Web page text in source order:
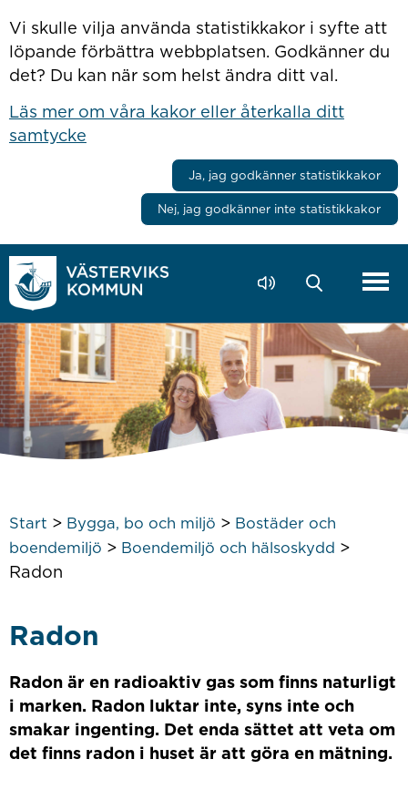
Vi skulle vilja använda statistikkakor i syfte att
löpande förbättra webbplatsen. Godkänner du
det? Du kan när som helst ändra ditt val.
Läs mer om våra kakor eller återkalla ditt
samtycke
Ja, jag godkänner statistikkakor
Nej, jag godkänner inte statistikkakor
Start > Bygga, bo och miljö > Bostäder och
boendemiljö > Boendemiljö och hälsoskydd >
Radon
Radon
Radon är en radioaktiv gas som finns naturligt
i marken. Radon luktar inte, syns inte och
smakar ingenting. Det enda sättet att veta om
det finns radon i huset är att göra en mätning.